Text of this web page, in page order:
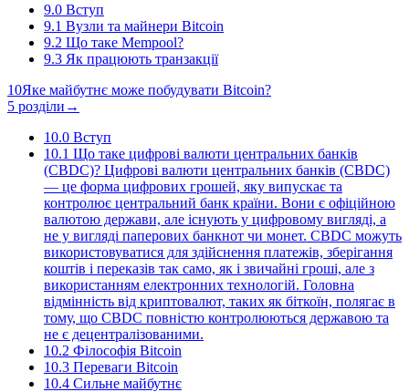
9.0 Вступ
9.1 Вузли та майнери Bitcoin
9.2 Що таке Mempool?
9.3 Як працюють транзакції
10Яке майбутнє може побудувати Bitcoin?
5 розділи →
10.0 Вступ
10.1 Що таке цифрові валюти центральних банків
(CBDC)? Цифрові валюти центральних банків (CBDC)
— це форма цифрових грошей, яку випускає та
контролює центральний банк країни. Вони є офіційною
валютою держави, але існують у цифровому вигляді, а
не у вигляді паперових банкнот чи монет. CBDC можуть
використовуватися для здійснення платежів, зберігання
коштів і переказів так само, як і звичайні гроші, але з
використанням електронних технологій. Головна
відмінність від криптовалют, таких як біткоїн, полягає в
тому, що CBDC повністю контролюються державою та
не є децентралізованими.
10.2 Філософія Bitcoin
10.3 Переваги Bitcoin
10.4 Сильне майбутнє